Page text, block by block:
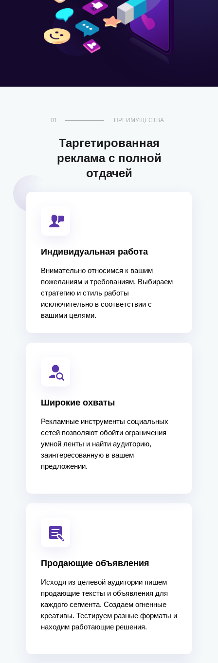
01 ПРЕИМУЩЕСТВА
Таргетированная
реклама с полной
отдачей
Индивидуальная работа
Внимательно относимся к вашим
пожеланиям и требованиям. Выбираем
стратегию и стиль работы
исключительно в соответствии с
вашими целями.
Продающие объявления
Исходя из целевой аудитории пишем
продающие тексты и объявления для
каждого сегмента. Создаем огненные
креативы. Тестируем разные форматы и
находим работающие решения.
Широкие охваты
Рекламные инструменты социальных
сетей позволяют обойти ограничения
умной ленты и найти аудиторию,
заинтересованную в вашем
предложении.